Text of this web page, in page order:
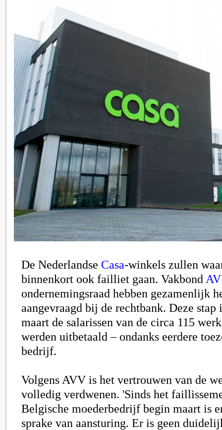
De Nederlandse Casa-winkels zullen
binnenkort ook failliet gaan. Vakbond
ondernemingsraad hebben gezamenlijk
aangevraagd bij de rechtbank. Deze stap
maart de salarissen van de circa 115
werden uitbetaald – ondanks eerdere
bedrijf.
Volgens AVV is het vertrouwen van de
volledig verdwenen. 'Sinds het
Belgische moederbedrijf begin maart is
sprake van aansturing. Er is geen